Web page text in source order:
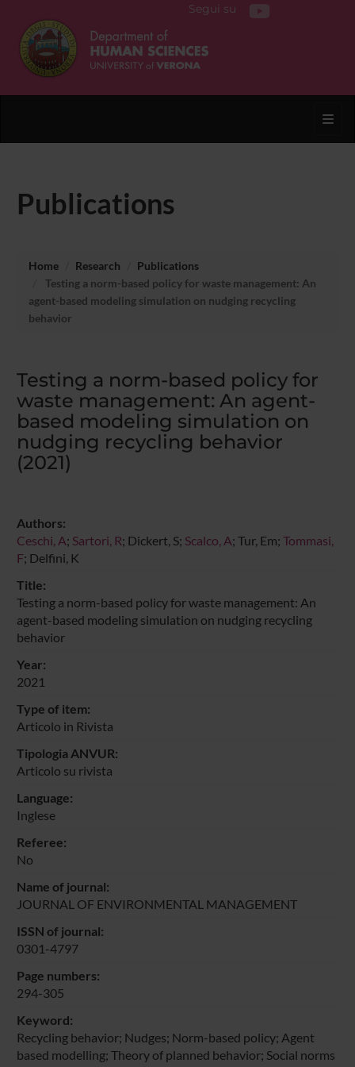
Segui su
Publications
Home Research
Publications
Testing a norm-based policy for waste management: An
agent-based modeling simulation on nudging recycling
behavior
Testing a norm-based policy for
waste management: An agent-
based modeling simulation on
nudging recycling behavior
(2021)
Authors:
Ceschi, A; Sartori, R; Dickert, S; Scalco, A; Tur, Em; Tommasi,
F; Delfini, K
Title:
Testing a norm-based policy for waste management: An
agent-based modeling simulation on nudging recycling
behavior
Year:
2021
Type of item:
Articolo in Rivista
Tipologia ANVUR:
Articolo su rivista
Language:
Inglese
Referee:
No
Name of journal:
JOURNAL OF ENVIRONMENTAL MANAGEMENT
ISSN of journal:
0301-4797
Page numbers:
294-305
Keyword:
Recycling behavior; Nudges; Norm-based policy; Agent
based modelling; Theory of planned behavior; Social norms